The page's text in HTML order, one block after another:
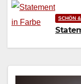
SCHÖN